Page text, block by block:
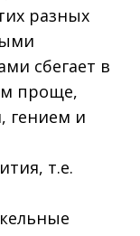
разных
сбегает в
проще,
гением и
т.е.